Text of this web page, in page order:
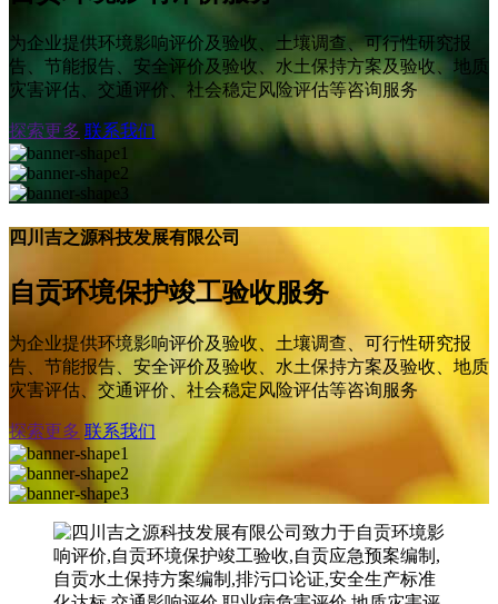
为企业提供环境影响评价及验收、土壤调查、可行性研究报
告、节能报告、安全评价及验收、水土保持方案及验收、地质
灾害评估、交通评价、社会稳定风险评估等咨询服务
探索更多 联系我们
四川吉之源科技发展有限公司
自贡环境保护竣工验收服务
为企业提供环境影响评价及验收、土壤调查、可行性研究报
告、节能报告、安全评价及验收、水土保持方案及验收、地质
灾害评估、交通评价、社会稳定风险评估等咨询服务
探索更多 联系我们